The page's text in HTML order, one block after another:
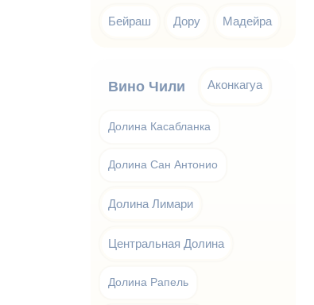
Бейраш Дору Мадейра
Вино Чили Аконкагуа
Долина Касабланка
Долина Сан Антонио
Долина Лимари
Центральная Долина
Долина Рапель